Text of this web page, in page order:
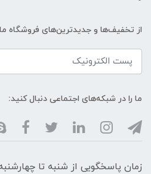
از تخفیف‌ها و جدیدترین‌های فروشگاه
ما را در شبکه‌های اجتماعی دنبال کنید: